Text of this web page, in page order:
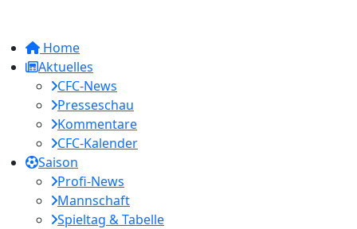
Home
Aktuelles
CFC-News
Presseschau
Kommentare
CFC-Kalender
Saison
Profi-News
Mannschaft
Spieltag & Tabelle